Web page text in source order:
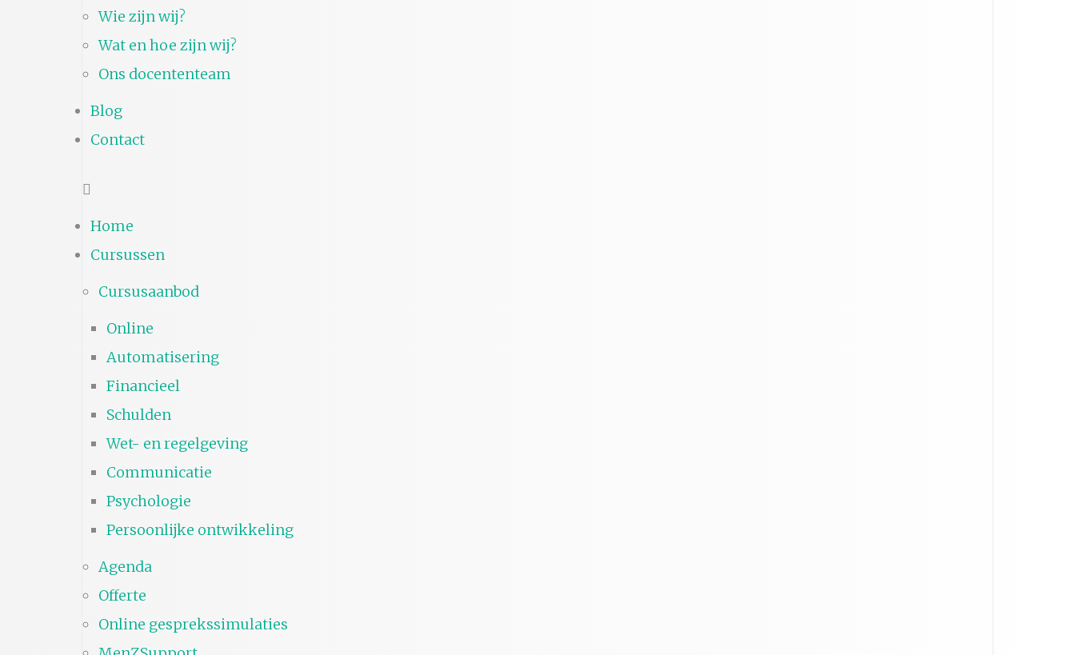
Wie zijn wij?
Wat en hoe zijn wij?
Ons docententeam
Blog
Contact
Home
Cursussen
Cursusaanbod
Online
Automatisering
Financieel
Schulden
Wet- en regelgeving
Communicatie
Psychologie
Persoonlijke ontwikkeling
Agenda
Offerte
Online gesprekssimulaties